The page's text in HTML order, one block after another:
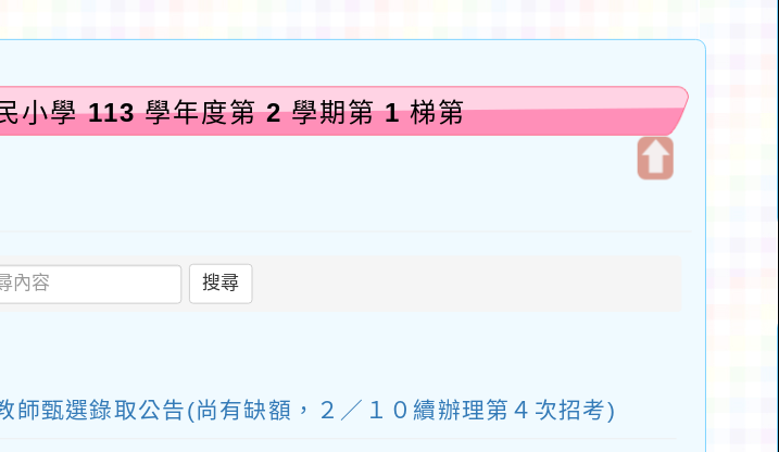
小學 113 學年度第 2 學期第 1 梯第
搜尋
甄選錄取公告(尚有缺額，２／１０續辦理第４次招考)